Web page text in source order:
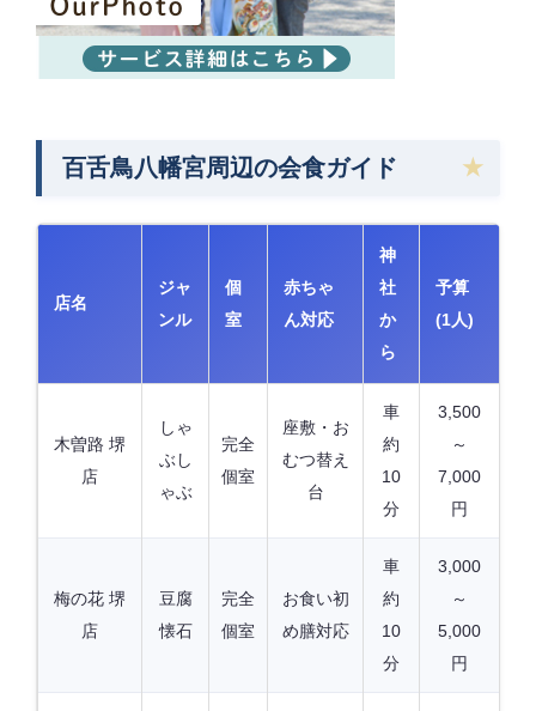
百舌鳥八幡宮周辺の会食ガイド
店名
ジャ
ンル
個
室
赤ちゃ
ん対応
神
社
か
ら
予算
(1人)
木曽路 堺
店
しゃ
ぶし
ゃぶ
完全
個室
座敷・お
むつ替え
台
車
約
10
分
3,500
～
7,000
円
梅の花 堺
店
豆腐
懐石
完全
個室
お食い初
め膳対応
車
約
10
分
3,000
～
5,000
円